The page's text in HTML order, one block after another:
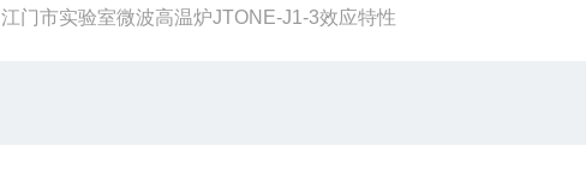
江门市实验室微波高温炉JTONE-J1-3效应特性